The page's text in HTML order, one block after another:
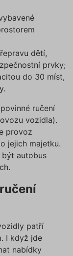
dětí,
prvky;
do 30 míst,
ručení
vozidla).
provoz
jejich majetku.
být autobus
patří
I když jde
nabídky